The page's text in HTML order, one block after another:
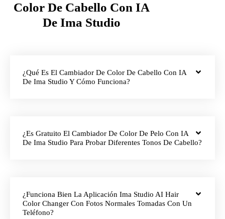
Color De Cabello Con IA
De Ima Studio
¿Qué Es El Cambiador De Color De Cabello Con IA
De Ima Studio Y Cómo Funciona?
¿Es Gratuito El Cambiador De Color De Pelo Con IA
De Ima Studio Para Probar Diferentes Tonos De Cabello?
¿Funciona Bien La Aplicación Ima Studio AI Hair
Color Changer Con Fotos Normales Tomadas Con Un
Teléfono?